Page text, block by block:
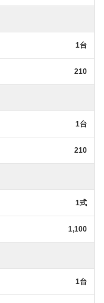
1台
210
1台
210
1式
1,100
1台